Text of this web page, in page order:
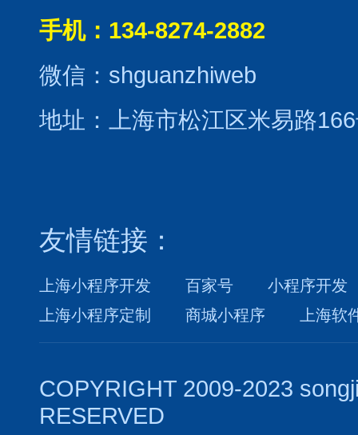
手机：134-8274-2882
微信：shguanzhiweb
地址：上海市松江区米易路
友情链接：
上海小程序开发 百家号
小程序开发
上海小程序定制
商城小程序 上海软
COPYRIGHT 2009-2023
RESERVED